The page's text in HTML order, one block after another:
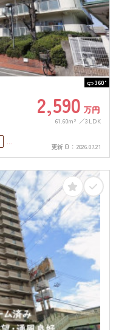
360°
2,590 万円
61.60m² 3LDK
更新日： 2026.07.21